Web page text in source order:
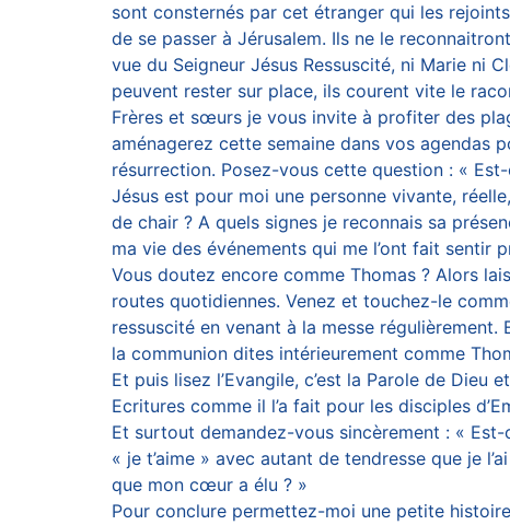
sont consternés par cet étranger qui les
de se passer à Jérusalem. Ils ne le
vue du Seigneur Jésus Ressuscité, ni Marie ni
peuvent rester sur place, ils courent vite le
Frères et sœurs je vous invite à profiter des
aménagerez cette semaine dans vos agendas
résurrection. Posez-vous cette question : «
Jésus est pour moi une personne vivante,
de chair ? A quels signes je reconnais sa
ma vie des événements qui me l’ont fait sentir
Vous doutez encore comme Thomas ? Alors
routes quotidiennes. Venez et touchez-le
ressuscité en venant à la messe régulièrement.
la communion dites intérieurement comme
Et puis lisez l’Evangile, c’est la Parole de Dieu
Ecritures comme il l’a fait pour les disciples
Et surtout demandez-vous sincèrement : « Est-
« je t’aime » avec autant de tendresse que je
que mon cœur a élu ? »
Pour conclure permettez-moi une petite